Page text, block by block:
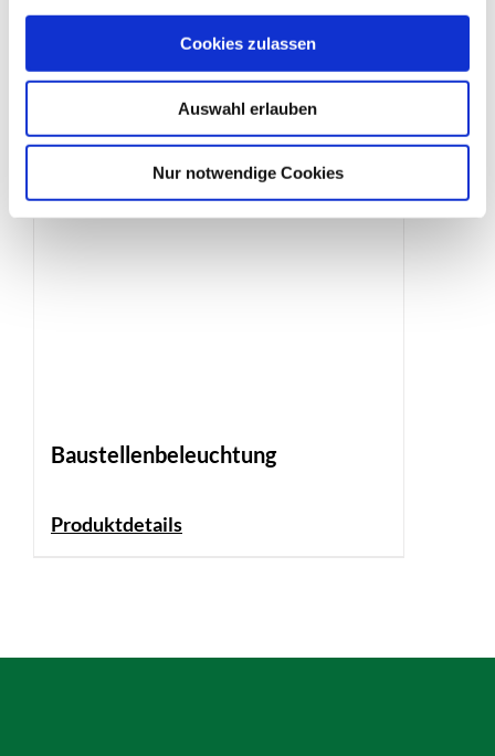
Cookies zulassen
Auswahl erlauben
Nur notwendige Cookies
Baustellenbeleuchtung
Produktdetails